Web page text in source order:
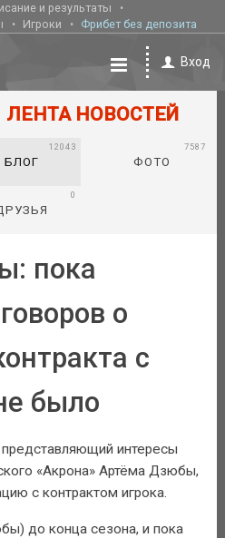
и результаты
Игроки Фрибет без депозита
Вход
ЛЕНТА НОВОСТЕЙ
БЛОГ
12043
ФОТО
7587
0
пока
о
с
было
интересы
«Акрона» Артёма Дзюбы,
с контрактом игрока.
до конца сезона, и пока